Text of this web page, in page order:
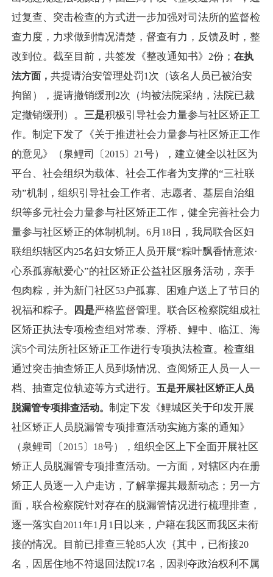
过复查、突击检查的方式进一步加强对司法所的监督检
查力度，力求做到情况清楚，督查有力，反馈及时，整
改到位。截至目前，共签发《整改通知书》 2份； 在执
法方面， 共提请治安管理处罚1 次（该名人员已被治安
拘留），提请撤销缓刑 2次（均被法院采纳，法院已裁
定撤销缓刑）。 三是积极引导社会力量参与社区矫正工
作。制定下发了《关于推进社会力量参与社区矫正工作
的意见》（泉鲤司〔 2015〕 21号），建立健全以社区为
平台、社会组织为载体、社会工作者为支撑的“三社联
动”机制，组织引导社会工作者、志愿者、基层自治组
织等多元社会力量参与社区矫正工作，健全完善社会力
量参与社区矫正的体制机制。 6月 18 日，我局联合区妇
联组织辖区内25名妇女矫正人员开展“粽叶飘香情意浓·
心系孤寡献爱心”的社区矫正公益社区服务活动，亲手
包肉粽，并为新门社区 53户孤寡、困难户送上了节日的
祝福和粽子。
四是严格监督管理。联合区检察院组成社
区矫正执法专项检查组对常泰、浮桥、鲤中、临江、海
滨5个司法所社区矫正工作进行专项执法检查。检查组
通过突击抽查矫正人员到场情况、查阅矫正人员一人一
档、抽查定位轨迹等方式进行。
五是开展社区矫正人员
脱漏管专项排查活动。 制定下发《鲤城区关于印发开展
社区矫正人员脱漏管专项排查活动实施方案的通知》
（泉鲤司〔 2015 〕 18号），组织全区上下全面开展社区
矫正人员脱漏管专项排查活动。一方面，对辖区内在册
矫正人员逐一入户走访，了解掌握其最新动态；另一方
面，联合检察院针对存在的脱漏管情况进行梳理排查，
逐一落实自2011年1 月 1 日以来，户籍在我区而我区未衔
接的情况。目前已排查三轮85人次｛其中，已衔接20
名，因居住地不符退回法院17名，因剥夺政治权利不属